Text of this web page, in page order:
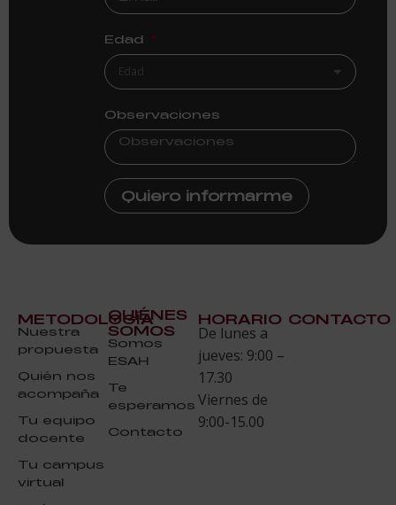
Edad
Observaciones
Quiero informarme
METODOLOGÍA
Nuestra
propuesta
Quién nos
acompaña
Tu equipo
docente
Tu campus
virtual
QUIÉNES
SOMOS
Somos
ESAH
Te
esperamos
Contacto
HORARIO
De lunes a
jueves: 9:00 –
17.30
Viernes de
9:00-15.00
CONTACTO